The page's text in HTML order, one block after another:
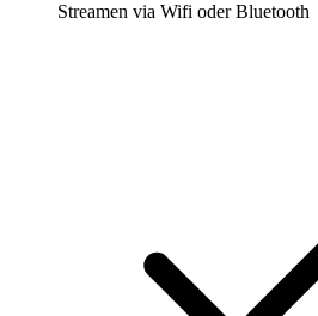
Streamen via Wifi oder Bluetooth